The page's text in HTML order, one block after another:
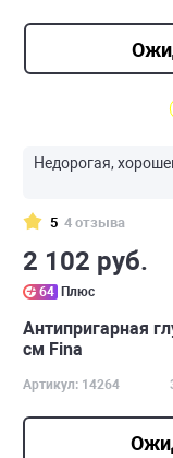
Недорогая,
5 4 отзыва
2 102 руб.
64 Плюс
Антипригарная
см Fina
Артикул: 14264